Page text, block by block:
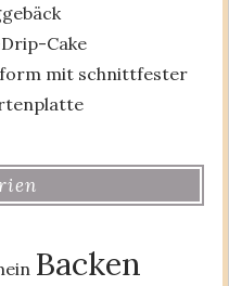
Cake
mit schnittfester
Backen